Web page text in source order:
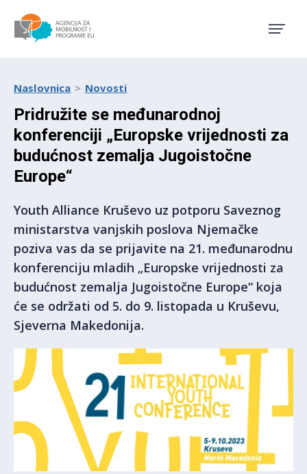
Naslovnica Novosti
Pridružite se međunarodnoj
konferenciji „Europske vrijednosti za
budućnost zemalja Jugoistočne
Europe“
Youth Alliance Kruševo uz potporu Saveznog
ministarstva vanjskih poslova Njemačke
poziva vas da se prijavite na 21. međunarodnu
konferenciju mladih „Europske vrijednosti za
budućnost zemalja Jugoistočne Europe“ koja
će se održati od 5. do 9. listopada u Kruševu,
Sjeverna Makedonija.